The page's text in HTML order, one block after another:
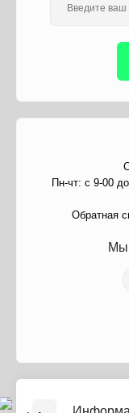
Пн-чт: с 9-00
Обратная
Мы